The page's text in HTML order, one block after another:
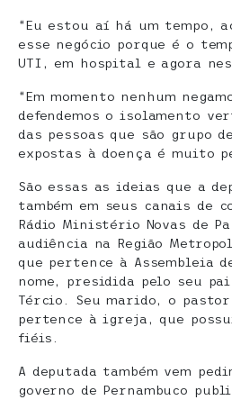
“Eu estou aí há um tempo,
esse negócio porque é o
UTI, em hospital e agora
“Em momento nenhum
defendemos o isolamento
das pessoas que são grupo
expostas à doença é muito
São essas as ideias que a
também em seus canais de
Rádio Ministério Novas de
audiência na Região
que pertence à Assembleia
nome, presidida pelo seu
Tércio. Seu marido, o
pertence à igreja, que
fiéis.
A deputada também vem
governo de Pernambuco